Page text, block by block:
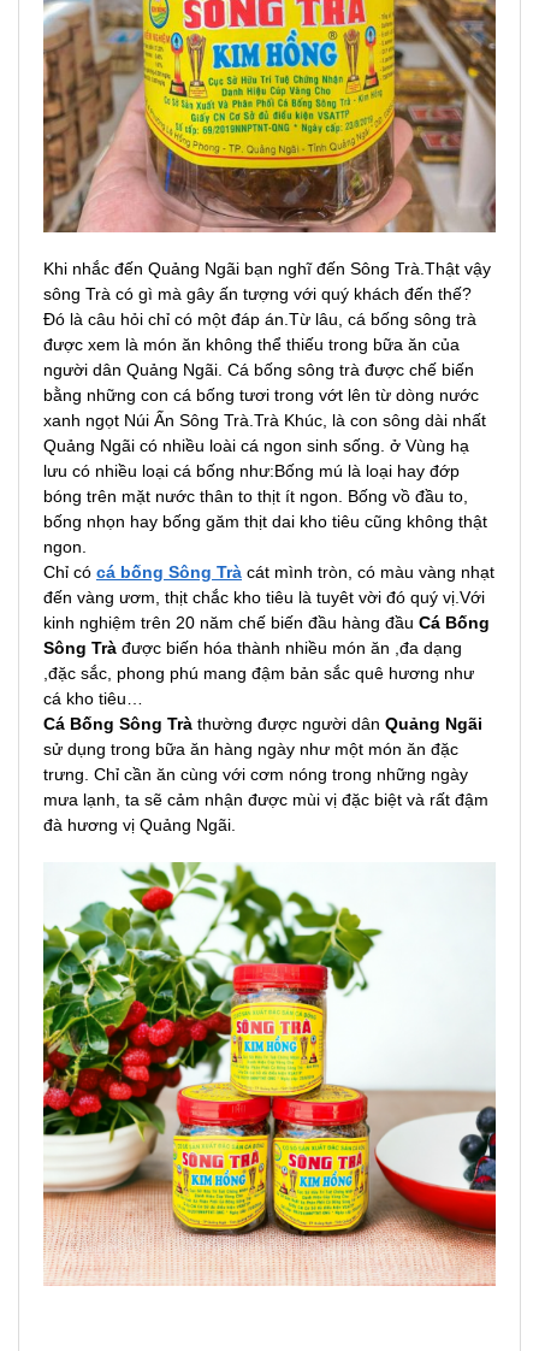
Khi nhắc đến Quảng Ngãi bạn nghĩ đến Sông Trà.Thật vậy
sông Trà có gì mà gây ấn tượng với quý khách đến thế?
Đó là câu hỏi chỉ có một đáp án.Từ lâu, cá bống sông trà
được xem là món ăn không thể thiếu trong bữa ăn của
người dân Quảng Ngãi. Cá bống sông trà được chế biến
bằng những con cá bống tươi trong vớt lên từ dòng nước
xanh ngọt Núi Ấn Sông Trà.Trà Khúc, là con sông dài nhất
Quảng Ngãi có nhiều loài cá ngon sinh sống. ở Vùng hạ
lưu có nhiều loại cá bống như:Bống mú là loại hay đớp
bóng trên mặt nước thân to thịt ít ngon. Bống vồ đầu to,
bống nhọn hay bống găm thịt dai kho tiêu cũng không thật
ngon.
Chỉ có cá bống Sông Trà cát mình tròn, có màu vàng nhạt
đến vàng ươm, thịt chắc kho tiêu là tuyêt vời đó quý vị.Với
kinh nghiệm trên 20 năm chế biến đầu hàng đầu Cá Bống
Sông Trà được biến hóa thành nhiều món ăn ,đa dạng
,đặc sắc, phong phú mang đậm bản sắc quê hương như
cá kho tiêu…
Cá Bống Sông Trà thường được người dân Quảng Ngãi
sử dụng trong bữa ăn hàng ngày như một món ăn đặc
trưng. Chỉ cần ăn cùng với cơm nóng trong những ngày
mưa lạnh, ta sẽ cảm nhận được mùi vị đặc biệt và rất đậm
đà hương vị Quảng Ngãi.